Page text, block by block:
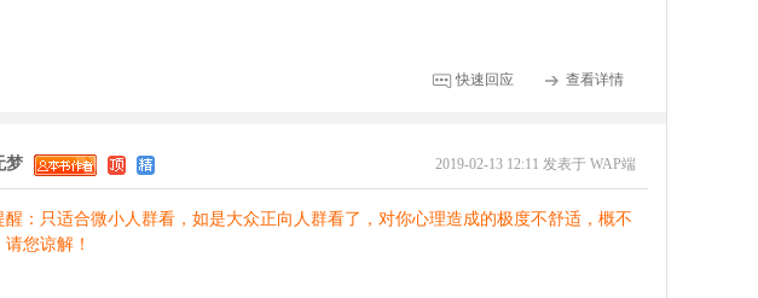
快速回应 查看详情
2019-02-13 12:11 发表于 WAP端
梦
醒：只适合微小人群看，如是大众正向人群看了，对你心理造成的极度不舒适，概不
您谅解！